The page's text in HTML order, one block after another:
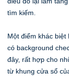
tìm kiếm.
Một điểm khác
có background
đây, rất hợp cho
từ khung cửa sổ